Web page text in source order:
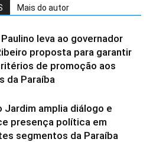
Mais do autor
leva ao governador
proposta para garantir
de promoção aos
da Paraíba
Jardim amplia diálogo e
presença política em
segmentos da Paraíba